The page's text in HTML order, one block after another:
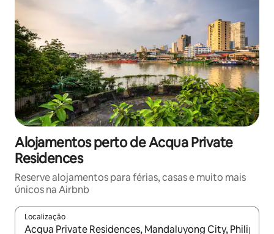
Alojamentos perto de Acqua Private
Residences
Reserve alojamentos para férias, casas e muito mais
únicos na Airbnb
Localização
Quando os resultados estiverem disponíveis, navegue com